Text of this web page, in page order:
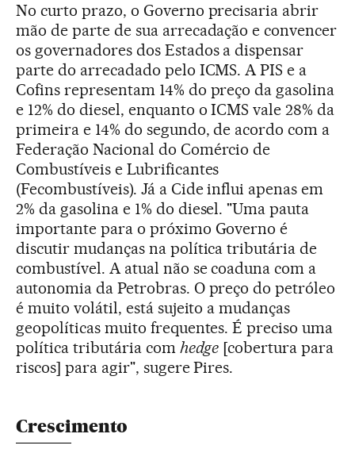
No curto prazo, o Governo precisaria abrir
mão de parte de sua arrecadação e convencer
os governadores dos Estados a dispensar
parte do arrecadado pelo ICMS. A PIS e a
Cofins representam 14% do preço da gasolina
e 12% do diesel, enquanto o ICMS vale 28% da
primeira e 14% do segundo, de acordo com a
Federação Nacional do Comércio de
Combustíveis e Lubrificantes
(Fecombustíveis). Já a Cide influi apenas em
2% da gasolina e 1% do diesel. "Uma pauta
importante para o próximo Governo é
discutir mudanças na política tributária de
combustível. A atual não se coaduna com a
autonomia da Petrobras. O preço do petróleo
é muito volátil, está sujeito a mudanças
geopolíticas muito frequentes. É preciso uma
política tributária com hedge [cobertura para
riscos] para agir", sugere Pires.
Crescimento